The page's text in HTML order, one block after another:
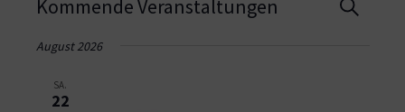
Suche
Kommende Veranstaltungen
August 2026
SA.
22